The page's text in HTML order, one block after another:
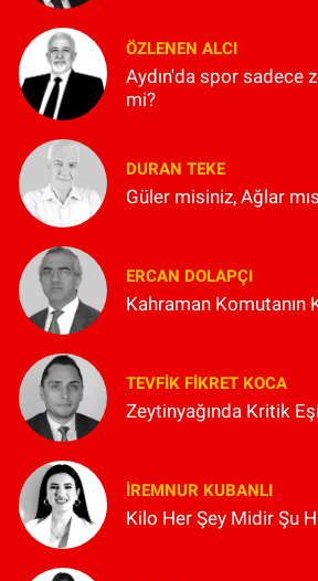
ÖZLENEN ALCI
Aydın'da spor sadece
mi?
DURAN TEKE
Güler misiniz, Ağlar
ERCAN DOLAPÇI
Kahraman Komutanın
TEVFIK FIKRET KOCA
Zeytinyağında Kritik
İREMNUR KUBANLI
Kilo Her Şey Midir Şu